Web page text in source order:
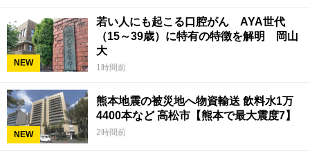
NEW
若い人にも起こる口腔がん AYA世代
（15～39歳）に特有の特徴を解明 岡山
大
1時間前
NEW
熊本地震の被災地へ物資輸送 飲料水1万
4400本など 高松市【熊本で最大震度7】
2時間前